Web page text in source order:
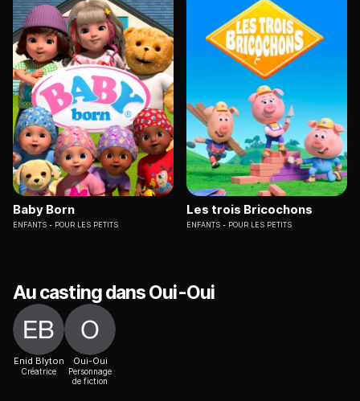
Baby Born
ENFANTS POUR LES PETITS
Les trois Bricochons
ENFANTS POUR LES PETITS
Au casting dans Oui-Oui
Enid Blyton
Créatrice
Oui-Oui
Personnage
de fiction